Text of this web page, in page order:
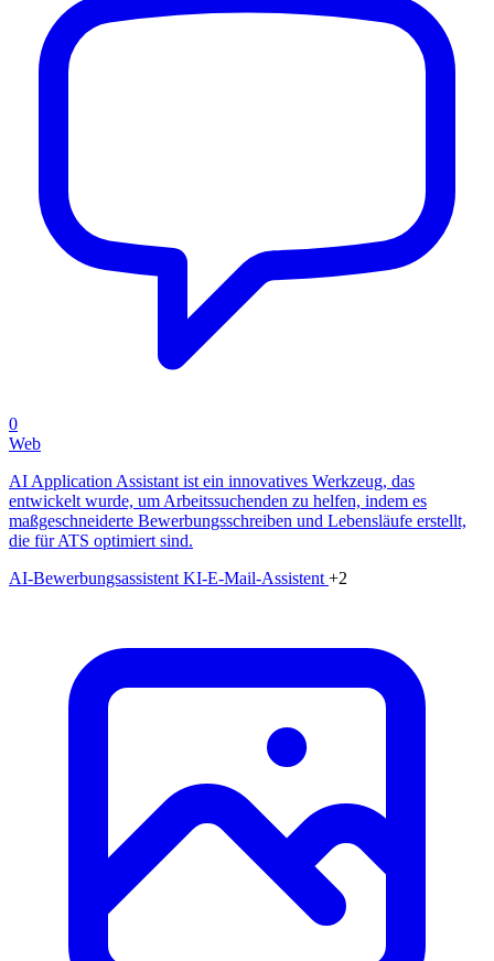
0
Web
AI Application Assistant ist ein innovatives Werkzeug, das
entwickelt wurde, um Arbeitssuchenden zu helfen, indem es
maßgeschneiderte Bewerbungsschreiben und Lebensläufe erstellt,
die für ATS optimiert sind.
AI-Bewerbungsassistent KI-E-Mail-Assistent +2